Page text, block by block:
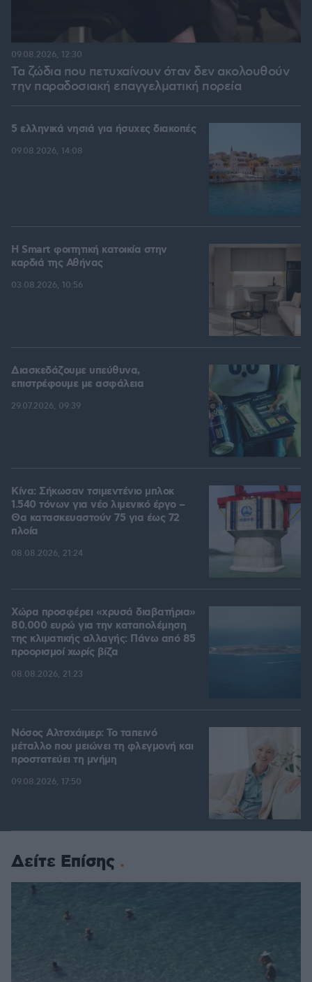
Τα ζώδια που πετυχαίνουν όταν δεν ακολουθούν
την παραδοσιακή επαγγελματική πορεία
09.08.2026, 12:30
5 ελληνικά νησιά για ήσυχες διακοπές
09.08.2026, 14:08
Η Smart φοιτητική κατοικία στην
καρδιά της Αθήνας
03.08.2026, 10:56
Διασκεδάζουμε υπεύθυνα,
επιστρέφουμε με ασφάλεια
29.07.2026, 09:39
Κίνα: Σήκωσαν τσιμεντένιο μπλοκ
1.540 τόνων για νέο λιμενικό έργο –
Θα κατασκευαστούν 75 για έως 72
πλοία
08.08.2026, 21:24
Χώρα προσφέρει «χρυσά διαβατήρια»
80.000 ευρώ για την καταπολέμηση
της κλιματικής αλλαγής: Πάνω από 85
προορισμοί χωρίς βίζα
08.08.2026, 21:23
Νόσος Αλτσχάιμερ: Το ταπεινό
μέταλλο που μειώνει τη φλεγμονή και
προστατεύει τη μνήμη
09.08.2026, 17:50
Δείτε Επίσης